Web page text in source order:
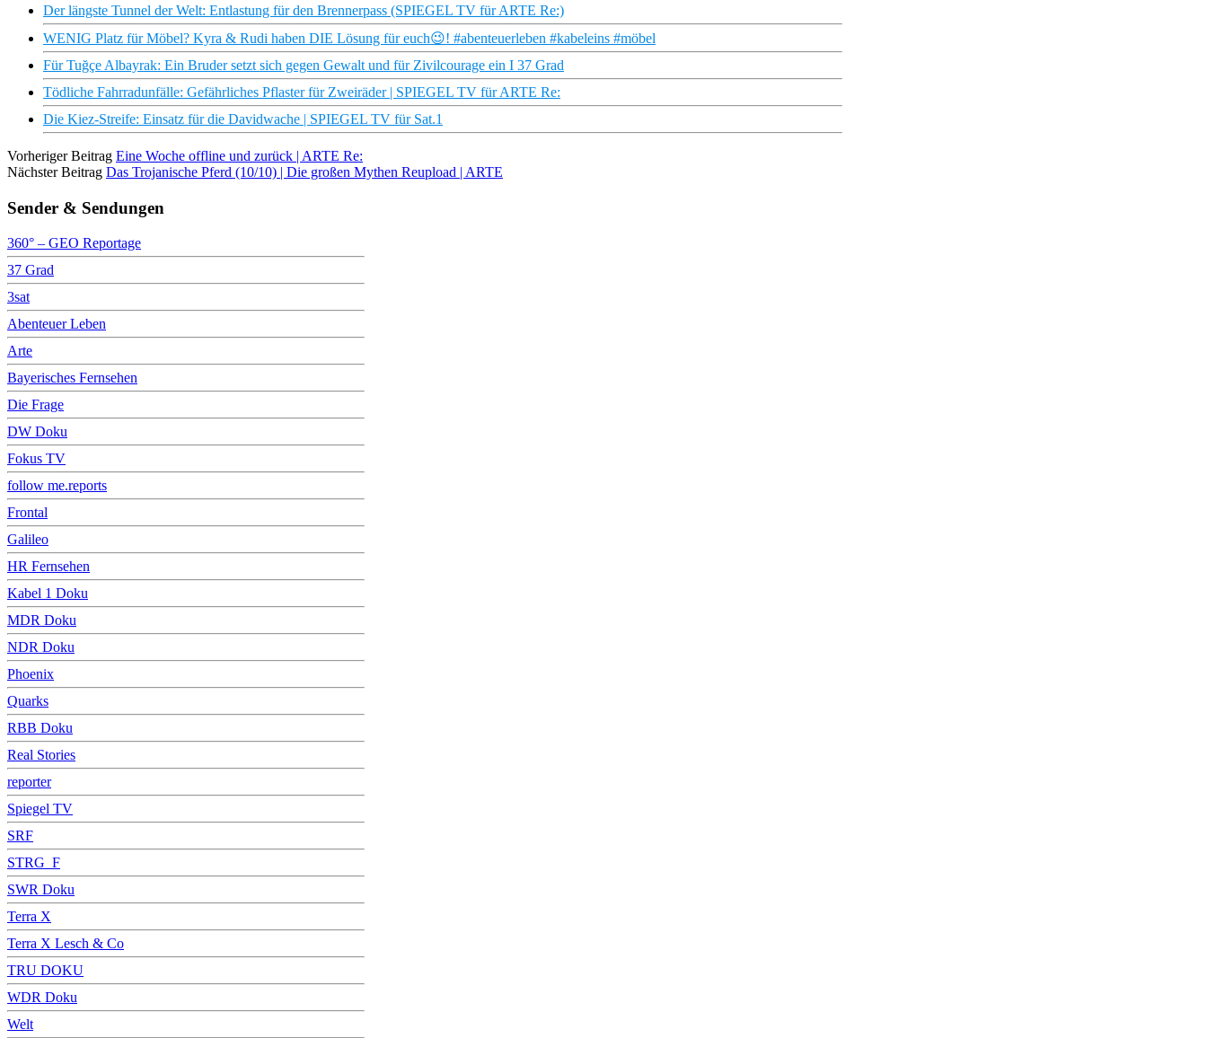
Der längste Tunnel der Welt: Entlastung für den Brennerpass (SPIEGEL TV für ARTE Re:)
WENIG Platz für Möbel? Kyra & Rudi haben DIE Lösung für euch😉! #abenteuerleben #kabeleins #möbel
Für Tuğçe Albayrak: Ein Bruder setzt sich gegen Gewalt und für Zivilcourage ein I 37 Grad
Tödliche Fahrradunfälle: Gefährliches Pflaster für Zweiräder | SPIEGEL TV für ARTE Re:
Die Kiez-Streife: Einsatz für die Davidwache | SPIEGEL TV für Sat.1
Vorheriger Beitrag Eine Woche offline und zurück | ARTE Re:
Nächster Beitrag Das Trojanische Pferd (10/10) | Die großen Mythen Reupload | ARTE
Sender & Sendungen
360° – GEO Reportage
37 Grad
3sat
Abenteuer Leben
Arte
Bayerisches Fernsehen
Die Frage
DW Doku
Fokus TV
follow me.reports
Frontal
Galileo
HR Fernsehen
Kabel 1 Doku
MDR Doku
NDR Doku
Phoenix
Quarks
RBB Doku
Real Stories
reporter
Spiegel TV
SRF
STRG_F
SWR Doku
Terra X
Terra X Lesch & Co
TRU DOKU
WDR Doku
Welt